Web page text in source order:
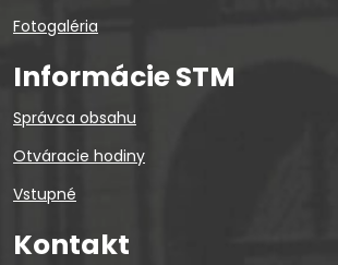
Fotogaléria
Informácie STM
Správca obsahu
Otváracie hodiny
Vstupné
Kontakt